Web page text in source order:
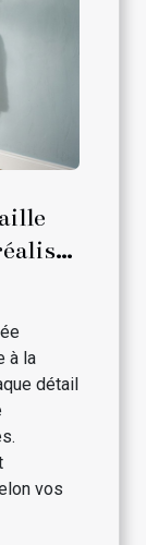
à la
détail
vos